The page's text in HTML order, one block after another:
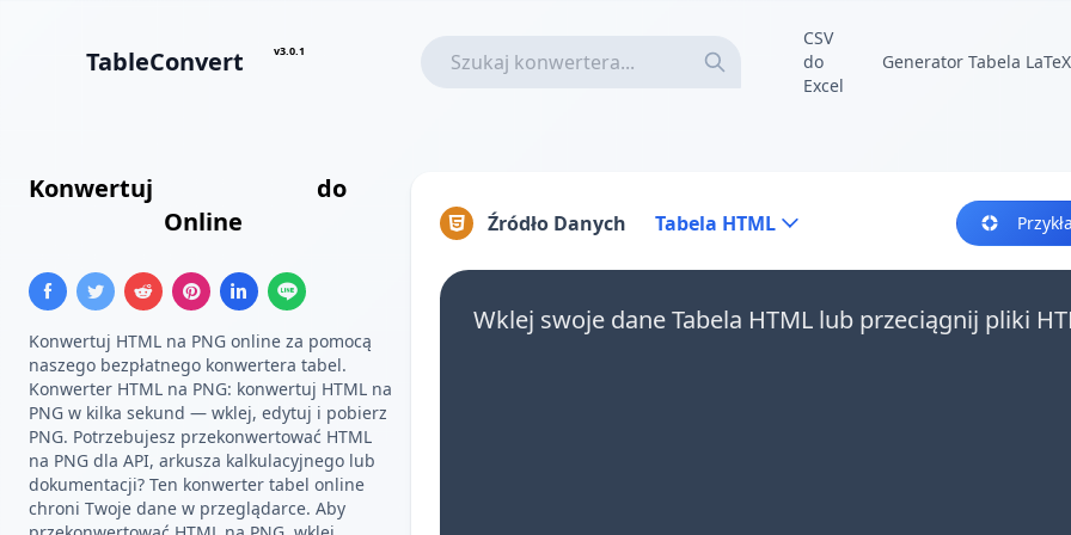
TableConvert v3.0.1
CSV
do
Excel
Generator Tabela LaTeX
Konwertuj
do
Online
Konwertuj HTML na PNG online za pomocą
naszego bezpłatnego konwertera tabel.
Konwerter HTML na PNG: konwertuj HTML na
PNG w kilka sekund — wklej, edytuj i pobierz
PNG. Potrzebujesz przekonwertować HTML
na PNG dla API, arkusza kalkulacyjnego lub
dokumentacji? Ten konwerter tabel online
chroni Twoje dane w przeglądarce. Aby
Źródło Danych Tabela HTML
Wklej swoje dane Tabela HTML lub przeciągnij pliki